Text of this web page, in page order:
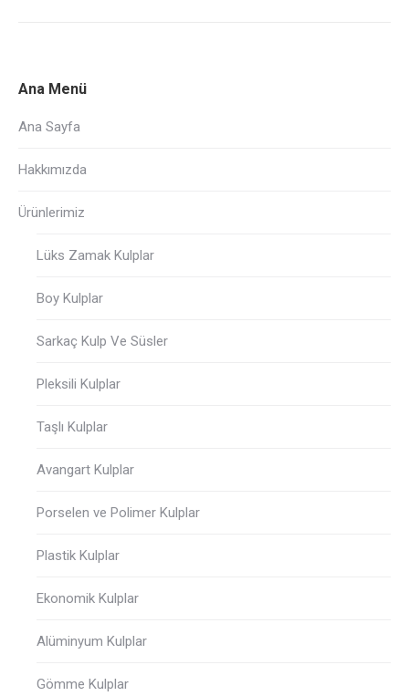
Ana Menü
Ana Sayfa
Hakkımızda
Ürünlerimiz
Lüks Zamak Kulplar
Boy Kulplar
Sarkaç Kulp Ve Süsler
Pleksili Kulplar
Taşlı Kulplar
Avangart Kulplar
Porselen ve Polimer Kulplar
Plastik Kulplar
Ekonomik Kulplar
Alüminyum Kulplar
Gömme Kulplar